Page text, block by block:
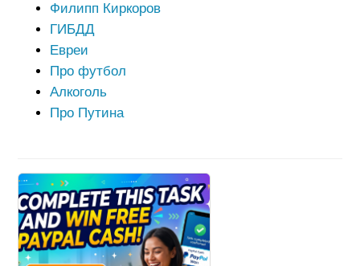
Филипп Киркоров
ГИБДД
Евреи
Про футбол
Алкоголь
Про Путина